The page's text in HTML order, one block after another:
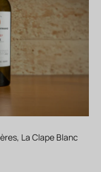
La Clape Blanc